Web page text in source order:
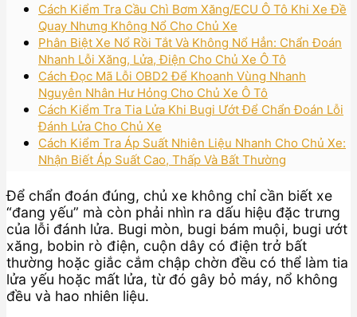
Cách Kiểm Tra Cầu Chì Bơm Xăng/ECU Ô Tô Khi Xe Đề
Quay Nhưng Không Nổ Cho Chủ Xe
Phân Biệt Xe Nổ Rồi Tắt Và Không Nổ Hẳn: Chẩn Đoán
Nhanh Lỗi Xăng, Lửa, Điện Cho Chủ Xe Ô Tô
Cách Đọc Mã Lỗi OBD2 Để Khoanh Vùng Nhanh
Nguyên Nhân Hư Hỏng Cho Chủ Xe Ô Tô
Cách Kiểm Tra Tia Lửa Khi Bugi Ướt Để Chẩn Đoán Lỗi
Đánh Lửa Cho Chủ Xe
Cách Kiểm Tra Áp Suất Nhiên Liệu Nhanh Cho Chủ Xe:
Nhận Biết Áp Suất Cao, Thấp Và Bất Thường
Để chẩn đoán đúng, chủ xe không chỉ cần biết xe
“đang yếu” mà còn phải nhìn ra dấu hiệu đặc trưng
của lỗi đánh lửa. Bugi mòn, bugi bám muội, bugi ướt
xăng, bobin rò điện, cuộn dây có điện trở bất
thường hoặc giắc cắm chập chờn đều có thể làm tia
lửa yếu hoặc mất lửa, từ đó gây bỏ máy, nổ không
đều và hao nhiên liệu.